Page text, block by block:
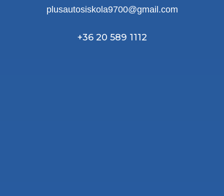
plusautosiskola9700@gmail.com
+36 20 589 1112